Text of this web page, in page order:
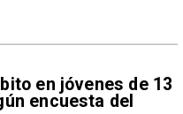
en jóvenes de 13
encuesta del